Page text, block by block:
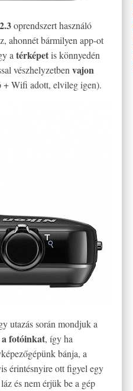
oprendszert használó
ahonnét bármilyen app-ot
a térképetis könnyedén
vészhelyzetben vajon
+ Wifi adott, elvileg igen).
utazás során mondjuk a
fotóinkat, így ha
bánja, a
érintésnyire ott figyel egy
és nem érjük be a gép